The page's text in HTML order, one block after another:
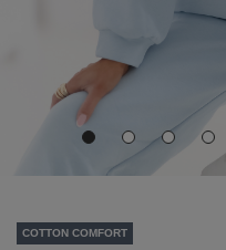
COTTON COMFORT